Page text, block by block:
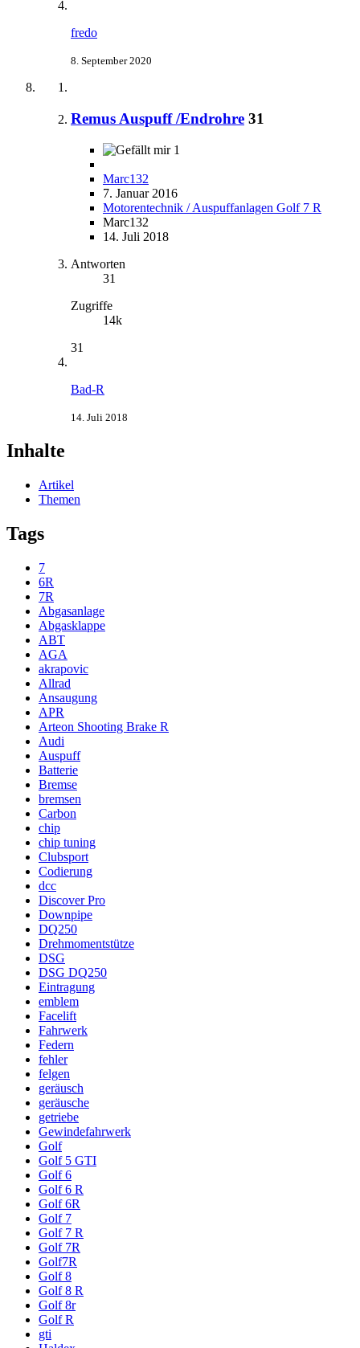
fredo
8. September 2020
Remus Auspuff /Endrohre 31
1
Marc132
7. Januar 2016
Motorentechnik / Auspuffanlagen Golf 7 R
Marc132
14. Juli 2018
Antworten
31
Zugriffe
14k
31
Bad-R
14. Juli 2018
Inhalte
Artikel
Themen
Tags
7
6R
7R
Abgasanlage
Abgasklappe
ABT
AGA
akrapovic
Allrad
Ansaugung
APR
Arteon Shooting Brake R
Audi
Auspuff
Batterie
Bremse
bremsen
Carbon
chip
chip tuning
Clubsport
Codierung
dcc
Discover Pro
Downpipe
DQ250
Drehmomentstütze
DSG
DSG DQ250
Eintragung
emblem
Facelift
Fahrwerk
Federn
fehler
felgen
geräusch
geräusche
getriebe
Gewindefahrwerk
Golf
Golf 5 GTI
Golf 6
Golf 6 R
Golf 6R
Golf 7
Golf 7 R
Golf 7R
Golf7R
Golf 8
Golf 8 R
Golf 8r
Golf R
gti